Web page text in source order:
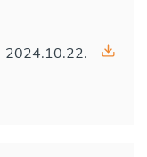
2024.10.22.